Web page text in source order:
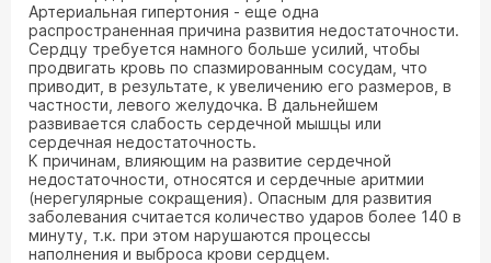
Артериальная гипертония - еще одна
распространенная причина развития недостаточности.
Сердцу требуется намного больше усилий, чтобы
продвигать кровь по спазмированным сосудам, что
приводит, в результате, к увеличению его размеров, в
частности, левого желудочка. В дальнейшем
развивается слабость сердечной мышцы или
сердечная недостаточность.
К причинам, влияющим на развитие сердечной
недостаточности, относятся и сердечные аритмии
(нерегулярные сокращения). Опасным для развития
заболевания считается количество ударов более 140 в
минуту, т.к. при этом нарушаются процессы
наполнения и выброса крови сердцем.